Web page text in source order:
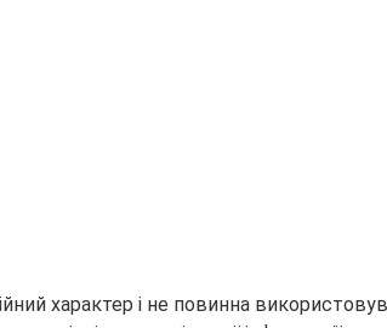
характер і не повинна